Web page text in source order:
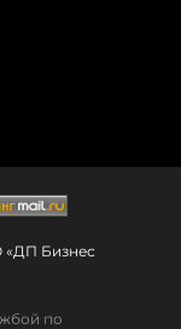
«ДП Бизнес
по